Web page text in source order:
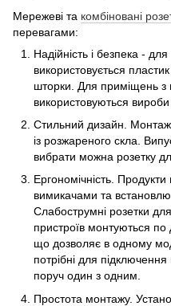
Мережеві та комбіновані
перевагами:
Надійність і безпека -
використовується
шторки. Для приміщень з
використовуються
Стильний дизайн. Монтаж
із розжареного скла.
вибрати можна розетку
Ергономічність.
вимикачами та
Слабострумні розетки
пристроїв монтуються по
що дозволяє в одному
потрібні для
поруч один з одним.
Простота монтажу.